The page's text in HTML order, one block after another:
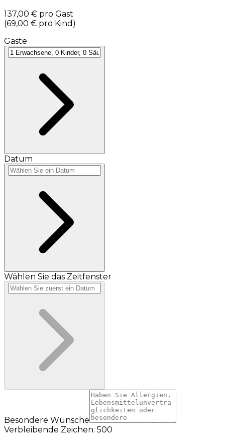
137,00 € pro Gast
(69,00 € pro Kind )
Gäste
Datum
Wählen Sie das Zeitfenster
Besondere Wünsche
Verbleibende Zeichen: 500